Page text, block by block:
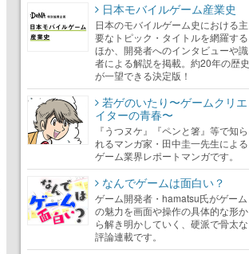
日本モバイルゲーム産業史
日本のモバイルゲーム史における主
要なトピック・タイトルを網羅する
ほか、開発者へのインタビューや識
者による解説を掲載。約20年の歴史
が一望できる決定版！
若ゲのいたり〜ゲームクリエ
イターの青春〜
『うつヌケ』『ペンと箸』等で知ら
れるマンガ家・田中圭一先生による
ゲーム業界レポートマンガです。
なんでゲームは面白い？
ゲーム開発者・hamatsu氏がゲーム
の魅力を画面や操作の具体的な形か
ら解き明かしていく、硬派で骨太な
評論連載です。